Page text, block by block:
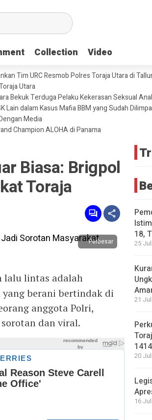
Collection Video
Collection Video
Tim URC Resmob Polres Toraja Utara di
Utara
Bekuk Terduga Pelaku Kekerasan Seksual
dalam Kasus Mafia BBM yang Sudah
Media
Champion ALOHA di Panama
Biasa: Brigpol
Toraja
Perbesar
lalu lintas adalah
berani bertindak di
anggota Polri,
dan viral.
18,
25
21
20
16